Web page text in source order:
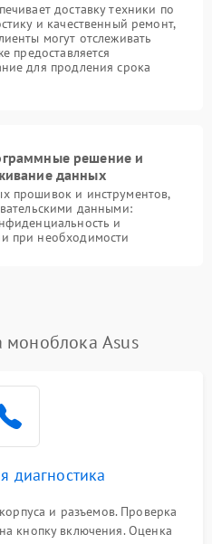
доставку техники по
и качественный ремонт,
могут отслеживать
предоставляется
для продления срока
решение и
данных
прошивок и инструментов,
данными:
и
при необходимости
моноблока Asus
диагностика
и разъемов. Проверка
кнопку включения. Оценка